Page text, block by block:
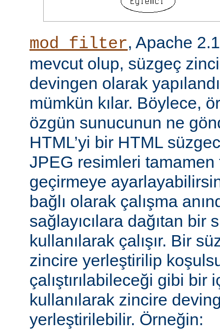
mod_filter, Apache
mevcut olup, süzgeç
devingen olarak
mümkün kılar. Böylece,
özgün sunucunun ne
HTML’yi bir HTML
JPEG resimleri tamamen
geçirmeye
bağlı olarak çalışma
sağlayıcılara dağıtan bir
kullanılarak çalışır. Bir
zincire yerleştirilip
çalıştırılabileceği gibi bir
kullanılarak zincire
yerleştirilebilir. Örneğin: